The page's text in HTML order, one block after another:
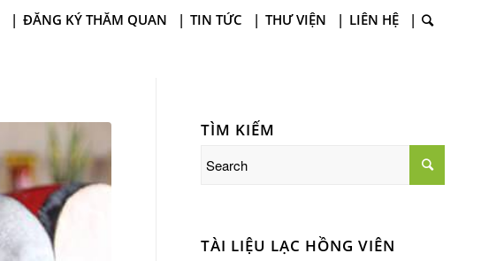
ĐĂNG KÝ THĂM QUAN TIN TỨC THƯ VIỆN LIÊN HỆ
TÌM KIẾM
TÀI LIỆU LẠC HỒNG VIÊN